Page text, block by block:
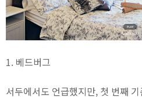
1. 베드버그
서두에서도 언급했지만, 첫 번째